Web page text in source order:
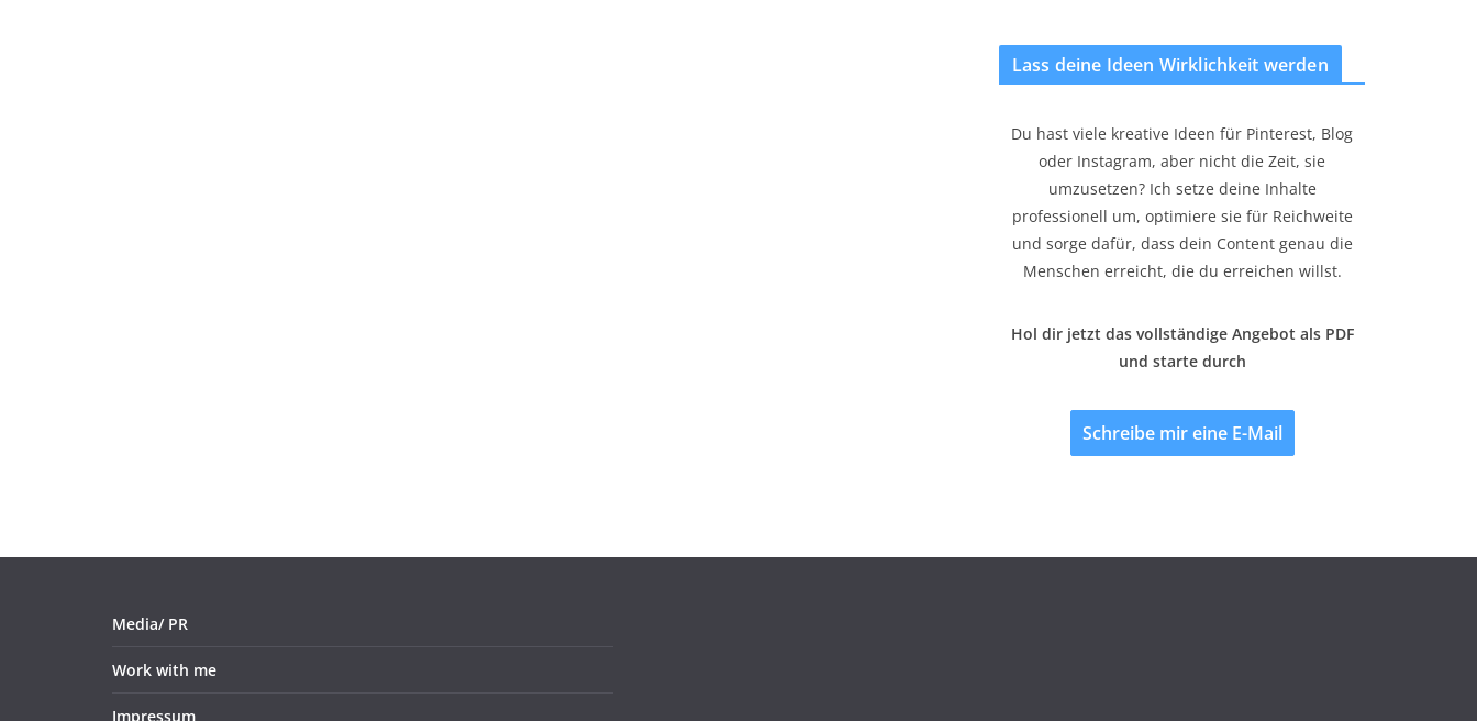
Lass deine Ideen Wirklichkeit werden
Du hast viele kreative Ideen für Pinterest, Blog
oder Instagram, aber nicht die Zeit, sie
umzusetzen? Ich setze deine Inhalte
professionell um, optimiere sie für Reichweite
und sorge dafür, dass dein Content genau die
Menschen erreicht, die du erreichen willst.
Hol dir jetzt das vollständige Angebot als PDF
und starte durch
Schreibe mir eine E-Mail
Media/ PR
Work with me
Impressum